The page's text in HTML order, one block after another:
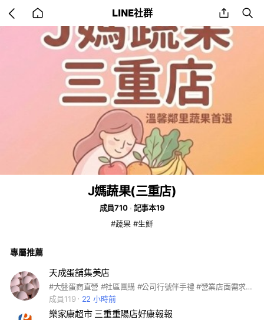
back
to
home
LINE社群 share
J媽蔬果(三重店)
成員710
記事本19
#蔬果 #生鮮
專屬推薦
天成蛋舖集美店
#大盤蛋商直營 #社區團購 #公司行號伴手禮 #營業店面需求 #批發 #零售
成員119
22 小時前
樂家康超市 三重重陽店好康報報